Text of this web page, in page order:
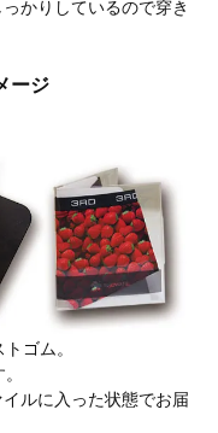
かりしているので穿き
ージ
ゴム。
ルに入った状態でお届